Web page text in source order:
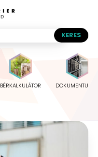
BÉRKALKULÁTOR